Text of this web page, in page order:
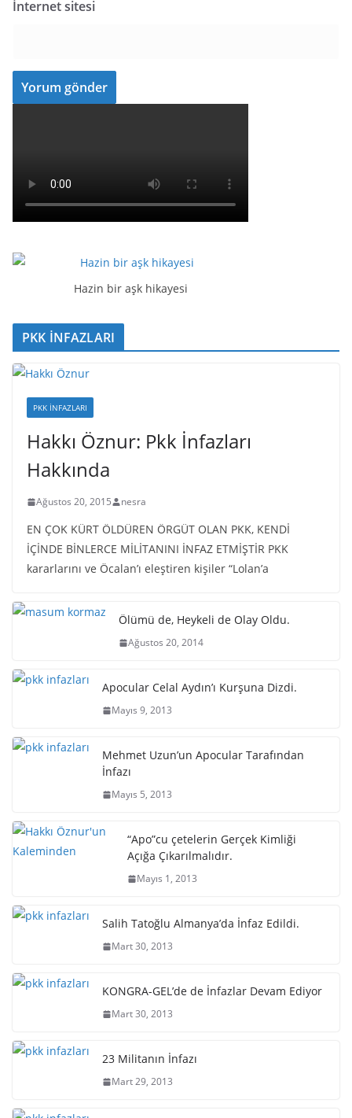
İnternet sitesi
Hazin bir aşk hikayesi
PKK İNFAZLARI
PKK İNFAZLARI
Hakkı Öznur: Pkk İnfazları
Hakkında
Ağustos 20, 2015 nesra
EN ÇOK KÜRT ÖLDÜREN ÖRGÜT OLAN PKK, KENDİ
İÇİNDE BİNLERCE MİLİTANINI İNFAZ ETMİŞTİR PKK
kararlarını ve Öcalan’ı eleştiren kişiler “Lolan’a
Ölümü de, Heykeli de Olay Oldu.
Ağustos 20, 2014
Apocular Celal Aydın’ı Kurşuna Dizdi.
Mayıs 9, 2013
Mehmet Uzun’un Apocular Tarafından
İnfazı
Mayıs 5, 2013
“Apo”cu çetelerin Gerçek Kimliği
Açığa Çıkarılmalıdır.
Mayıs 1, 2013
Salih Tatoğlu Almanya’da İnfaz Edildi.
Mart 30, 2013
KONGRA-GEL’de de İnfazlar Devam Ediyor
Mart 30, 2013
23 Militanın İnfazı
Mart 29, 2013